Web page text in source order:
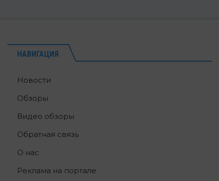
НАВИГАЦИЯ
Новости
Обзоры
Видео обзоры
Обратная связь
О нас
Реклама на портале